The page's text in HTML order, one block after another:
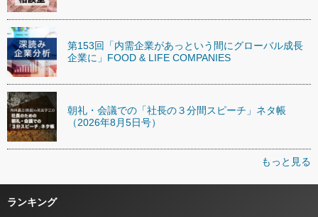
第153回「内需企業があっという間にグローバル成長
企業に」FOOD & LIFE COMPANIES
朝礼・会議での「社長の３分間スピーチ」ネタ帳
（2026年8月5日号）
もっと見る
ランキング